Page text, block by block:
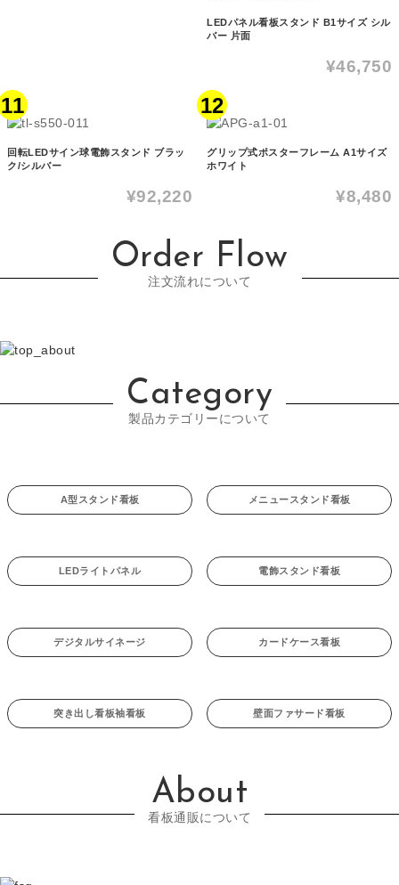
LEDパネル看板スタンド B1サイズ シル
バー 片面
¥46,750
11
回転LEDサイン球電飾スタンド ブラッ
ク/シルバー
¥92,220
12
グリップ式ポスターフレーム A1サイズ
ホワイト
¥8,480
Order Flow
注文流れについて
Category
製品カテゴリーについて
A型スタンド看板 メニュースタンド看板
LEDライトパネル 電飾スタンド看板
デジタルサイネージ カードケース看板
突き出し看板袖看板 壁面ファサード看板
About
看板通販について